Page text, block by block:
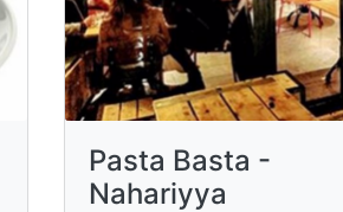
Pasta Basta -
Nahariyya